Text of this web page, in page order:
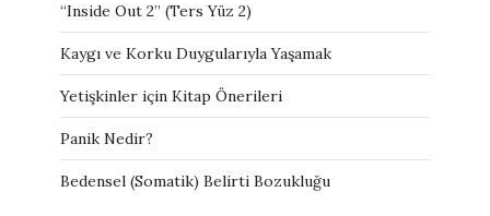
“Inside Out 2” (Ters Yüz 2)
Kaygı ve Korku Duygularıyla Yaşamak
Yetişkinler için Kitap Önerileri
Panik Nedir?
Bedensel (Somatik) Belirti Bozukluğu